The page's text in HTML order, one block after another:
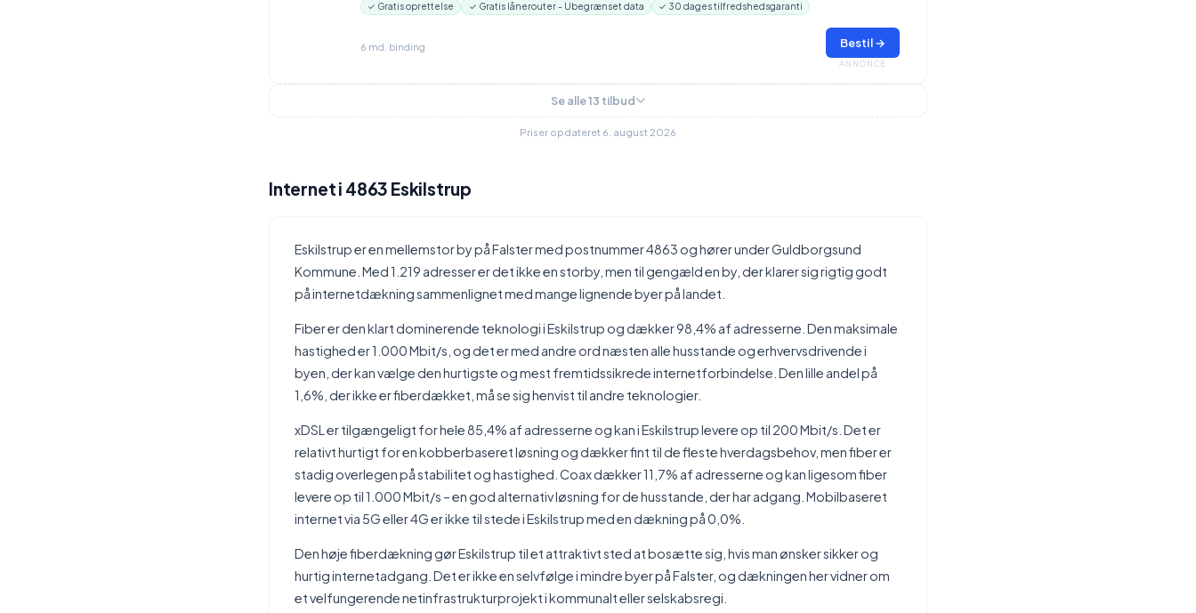
✓ Gratis oprettelse ✓ Gratis lånerouter - Ubegrænset data ✓ 30 dages tilfredshedsgaranti
6 md. binding Bestil →
ANNONCE
Se alle 13 tilbud
Priser opdateret 6. august 2026
Internet i 4863 Eskilstrup
Eskilstrup er en mellemstor by på Falster med postnummer 4863 og hører under Guldborgsund
Kommune. Med 1.219 adresser er det ikke en storby, men til gengæld en by, der klarer sig rigtig godt
på internetdækning sammenlignet med mange lignende byer på landet.
Fiber er den klart dominerende teknologi i Eskilstrup og dækker 98,4% af adresserne. Den maksimale
hastighed er 1.000 Mbit/s, og det er med andre ord næsten alle husstande og erhvervsdrivende i
byen, der kan vælge den hurtigste og mest fremtidssikrede internetforbindelse. Den lille andel på
1,6%, der ikke er fiberdækket, må se sig henvist til andre teknologier.
xDSL er tilgængeligt for hele 85,4% af adresserne og kan i Eskilstrup levere op til 200 Mbit/s. Det er
relativt hurtigt for en kobberbaseret løsning og dækker fint til de fleste hverdagsbehov, men fiber er
stadig overlegen på stabilitet og hastighed. Coax dækker 11,7% af adresserne og kan ligesom fiber
levere op til 1.000 Mbit/s – en god alternativ løsning for de husstande, der har adgang. Mobilbaseret
internet via 5G eller 4G er ikke til stede i Eskilstrup med en dækning på 0,0%.
Den høje fiberdækning gør Eskilstrup til et attraktivt sted at bosætte sig, hvis man ønsker sikker og
hurtig internetadgang. Det er ikke en selvfølge i mindre byer på Falster, og dækningen her vidner om
et velfungerende netinfrastrukturprojekt i kommunalt eller selskabsregi.